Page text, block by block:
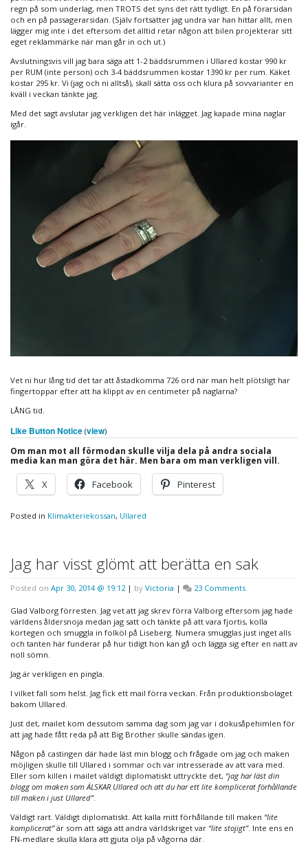
regn på som underlag, men TROTS det syns det rätt tydligt. En på förarsidan
och en på passagerarsidan. (Själv fortsätter jag undra var han hittar allt, men
lägger mig inte i det eftersom det alltid retar någon att bilen projekterar sitt
eget reklammärke när man går in och ut.)
Avslutningsvis vill jag bara säga att 1-2 bäddsrummen i Ullared kostar 990 kr
per RUM (inte person) och 3-4 bäddsrummen kostar 1390 kr per rum. Käket
kostar 295 kr. Vi (jag och ni alltså), skall sätta oss och klura på sovvarianter en
kväll i veckan tänkte jag.
Med det sagt avslutar jag verkligen det här inlägget. Jag kapade mina naglar
igår.
Vet ni hur lång tid det tar att åstadkomma 726 ord när man helt plötsligt har
fingertoppar efter att ha klippt av en centimeter på naglarna?
LÅNG tid.
Like Button Notice (view)
Om man mot all förmodan skulle vilja dela på andra sociala
media kan man göra det här. Men bara om man verkligen vill.
X Facebook Pinterest
Posted in Klimakteriekossan, Ullared
Jag har visst glömt att berätta en sak
Posted on Apr 30, 2014 @ 19:12 | by Victoria | 23 Commentson
har
visst
glömt
att
Glad Valborg förresten. Jag vet att jag skrev förra Valborg eftersom jag hade
världens åldersnoja medan jag satt och tänkte på att vara fjortis, kolla
kortegen och smuggla in folköl på Liseberg. Numera smugglas just inget alls
och tanten här funderar på hur tidigt hon kan gå och lägga sig efter en natt av
noll sömn.
Jag är verkligen en pingla.
I vilket fall som helst. Jag fick ett mail förra veckan. Från produktionsbolaget
bakom Ullared.
Just det, mailet kom dessutom samma dag som jag var i dokusåpehimlen för
att jag hade fått reda på att Big Brother skulle sändas igen.
Någon på castingen där hade läst min blogg och frågade om jag och maken
möjligen skulle till Ullared i sommar och var intresserade av att vara med.
Eller som killen i mailet väldigt diplomatiskt uttryckte det, “jag har läst din
blogg om maken som ÄLSKAR Ullared och att du har ett lite komplicerat förhållande
till maken i just Ullared”.
Väldigt rart. Väldigt diplomatiskt. Att kalla mitt förhållande till maken “lite
komplicerat”är som att säga att andra världskriget var “lite stojigt”. Inte ens en
FN-medlare skulla klara att gjuta olja på vågorna där.